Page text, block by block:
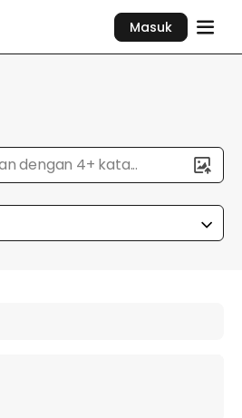
Masuk
dengan 4+ kata...